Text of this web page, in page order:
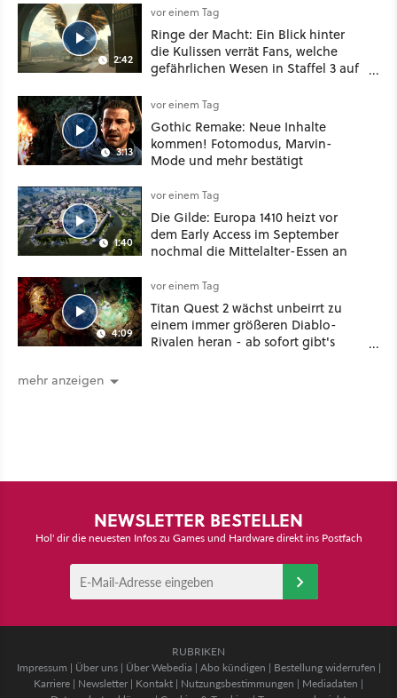
2:42
vor einem Tag
Ringe der Macht: Ein Blick hinter
die Kulissen verrät Fans, welche
gefährlichen Wesen in Staffel 3 auf
3:13
vor einem Tag
Gothic Remake: Neue Inhalte
kommen! Fotomodus, Marvin-
Mode und mehr bestätigt
1:40
vor einem Tag
Die Gilde: Europa 1410 heizt vor
dem Early Access im September
nochmal die Mittelalter-Essen an
4:09
vor einem Tag
Titan Quest 2 wächst unbeirrt zu
einem immer größeren Diablo-
Rivalen heran - ab sofort gibt's
mehr anzeigen
NEWSLETTER BESTELLEN
Hol' dir die neuesten Infos zu Games und Hardware direkt ins Postfach
RUBRIKEN
Impressum | Über uns| Über Webedia | Abo kündigen | Bestellung widerrufen |
Karriere | Newsletter | Kontakt | Nutzungsbestimmungen | Mediadaten |